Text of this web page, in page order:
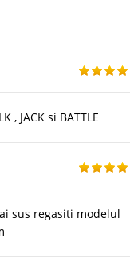
JACK si BATTLE
sus regasiti modelul